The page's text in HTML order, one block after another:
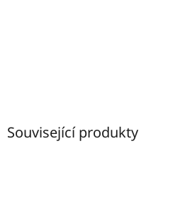
Související produkty